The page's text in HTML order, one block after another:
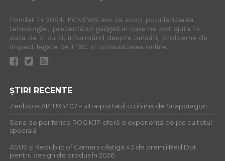
Fondat în 2004, PCNEWS are ca scop popularizarea
tehnologiei, prezentând gadgeturi care ne pot ajuta în
viața de zi cu zi, informând despre lansări, probleme de
impact legate de IT&C și comunicarea online.
ȘTIRI RECENTE
Zenbook A14 UX3407 – ultra-portabil cu inimă de Snapdragon
Seria de periferice ROG KJP oferă o experiență de joc cu totul
specială
ASUS și Republic of Gamers câștigă 43 de premii Red Dot
pentru design de produs în 2026